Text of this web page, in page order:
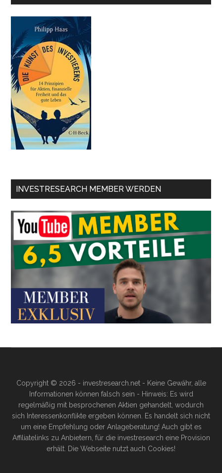
INVESTRESEARCH MEMBER WERDEN
Copyright © 2026 - investresearch.net - Keine Gewähr, alle
Informationen können falsch sein - Hinweis: Es wird
regelmäßig mit besprochenen Aktien gehandelt, wodurch
sich Interessenkonflikte ergeben können. Es handelt sich nicht
um eine Empfehlung oder Anlageberatung! Auch gibt es
Affiliatelinks zu Anbietern, für die investresearch eine Provision
erhält. Die Webseite nutzt auch Cookies!